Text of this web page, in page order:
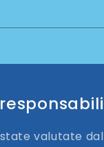
state valutate